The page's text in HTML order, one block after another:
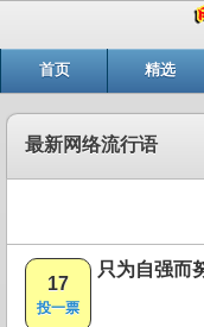
首页 精选
最新网络流行语
17
投一票
只为自强而